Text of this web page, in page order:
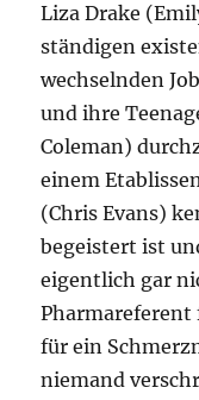
Liza Drake
ständigen
wechselnden
und ihre
Coleman)
einem
(Chris Evans)
begeistert ist
eigentlich gar
für ein
niemand